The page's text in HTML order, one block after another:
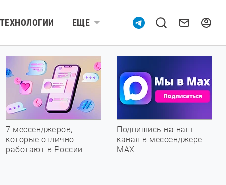
ТЕХНОЛОГИИ ЕЩЕ
7 мессенджеров,
которые отлично
работают в России
Подпишись на наш
канал в мессенджере
МАХ